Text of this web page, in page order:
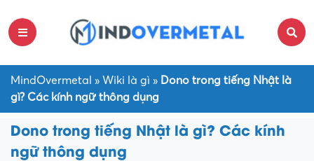
MindOvermetal » Wiki là gì » Dono trong tiếng Nhật là
gì? Các kính ngữ thông dụng
Dono trong tiếng Nhật là gì? Các kính
ngữ thông dụng